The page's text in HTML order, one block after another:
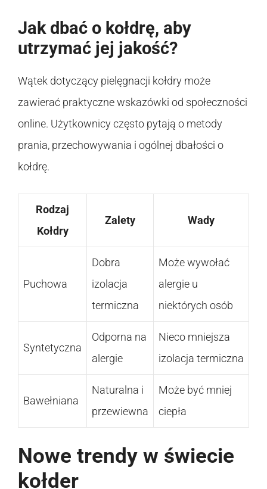
Jak dbać o kołdrę, aby
utrzymać jej jakość?
Wątek dotyczący pielęgnacji kołdry może
zawierać praktyczne wskazówki od społeczności
online. Użytkownicy często pytają o metody
prania, przechowywania i ogólnej dbałości o
kołdrę.
Rodzaj
Kołdry
Zalety Wady
Puchowa
Dobra
izolacja
termiczna
Może wywołać
alergie u
niektórych osób
Syntetyczna
Odporna na
alergie
Nieco mniejsza
izolacja termiczna
Bawełniana
Naturalna i
przewiewna
Może być mniej
ciepła
Nowe trendy w świecie
kołder